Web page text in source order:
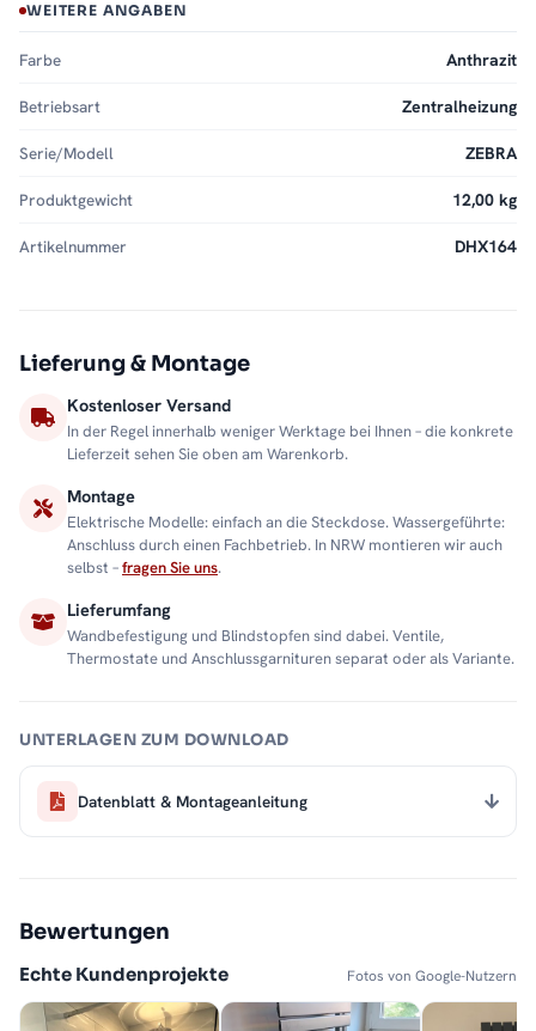
WEITERE ANGABEN
Farbe Anthrazit
Betriebsart Zentralheizung
Serie/Modell ZEBRA
Produktgewicht 12,00 kg
Artikelnummer DHX164
Lieferung & Montage
Kostenloser Versand
In der Regel innerhalb weniger Werktage bei Ihnen – die konkrete
Lieferzeit sehen Sie oben am Warenkorb.
Montage
Elektrische Modelle: einfach an die Steckdose. Wassergeführte:
Anschluss durch einen Fachbetrieb. In NRW montieren wir auch
selbst –fragen Sie uns.
Lieferumfang
Wandbefestigung und Blindstopfen sind dabei. Ventile,
Thermostate und Anschlussgarnituren separat oder als Variante.
UNTERLAGEN ZUM DOWNLOAD
Datenblatt & Montageanleitung
Bewertungen
Echte Kundenprojekte Fotos von Google-Nutzern